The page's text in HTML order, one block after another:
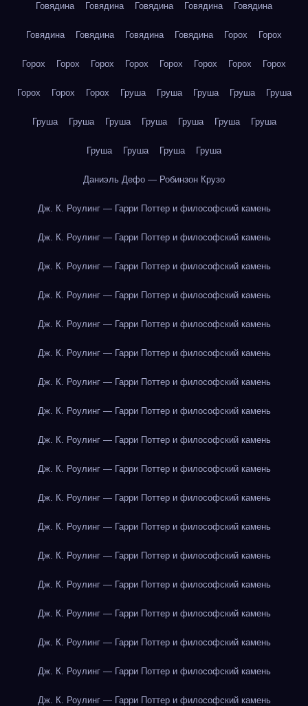
Говядина Говядина Говядина Говядина Говядина
Говядина Говядина Говядина Говядина Горох Горох
Горох Горох Горох Горох Горох Горох Горох Горох
Горох Горох Горох Груша Груша Груша Груша Груша
Груша Груша Груша Груша Груша Груша Груша
Груша Груша Груша Груша
Даниэль Дефо — Робинзон Крузо
Дж. К. Роулинг — Гарри Поттер и философский камень
Дж. К. Роулинг — Гарри Поттер и философский камень
Дж. К. Роулинг — Гарри Поттер и философский камень
Дж. К. Роулинг — Гарри Поттер и философский камень
Дж. К. Роулинг — Гарри Поттер и философский камень
Дж. К. Роулинг — Гарри Поттер и философский камень
Дж. К. Роулинг — Гарри Поттер и философский камень
Дж. К. Роулинг — Гарри Поттер и философский камень
Дж. К. Роулинг — Гарри Поттер и философский камень
Дж. К. Роулинг — Гарри Поттер и философский камень
Дж. К. Роулинг — Гарри Поттер и философский камень
Дж. К. Роулинг — Гарри Поттер и философский камень
Дж. К. Роулинг — Гарри Поттер и философский камень
Дж. К. Роулинг — Гарри Поттер и философский камень
Дж. К. Роулинг — Гарри Поттер и философский камень
Дж. К. Роулинг — Гарри Поттер и философский камень
Дж. К. Роулинг — Гарри Поттер и философский камень
Дж. К. Роулинг — Гарри Поттер и философский камень